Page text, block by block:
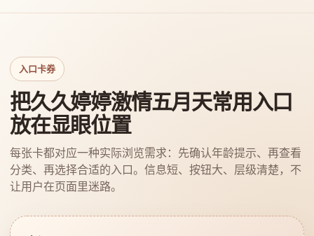
入口卡券
把久久婷婷激情五月天常用入口
放在显眼位置
每张卡都对应一种实际浏览需求：先确认年龄提示、再查看
分类、再选择合适的入口。信息短、按钮大、层级清楚，不
让用户在页面里迷路。